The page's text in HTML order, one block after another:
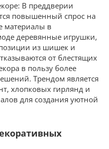
В преддверии
повышенный спрос на
материалы в
деревянные игрушки,
из шишек и
от блестящих
в пользу более
Трендом является
хлопковых гирлянд и
для создания уютной